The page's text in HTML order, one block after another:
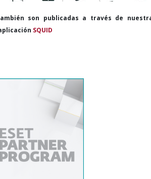
son publicadas a través de
SQUID